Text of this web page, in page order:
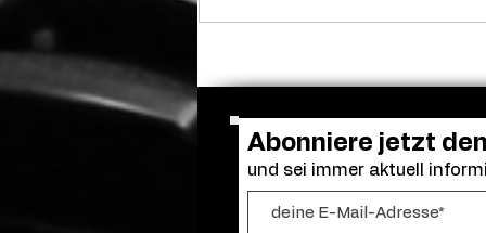
in a Cornfield 2“ erhält
Abonniere jetzt
und sei immer aktuell